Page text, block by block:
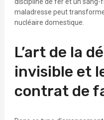
discipline de fer et un
maladresse peut
nucléaire domestique.
L’art de la
invisible et
contrat de